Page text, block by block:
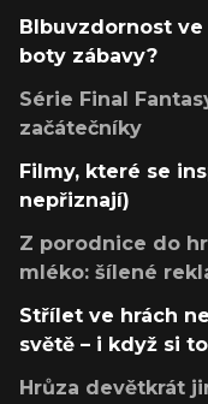
Blbuvzdornost ve
boty zábavy?
Série Final
začátečníky
Filmy, které se
nepřiznají)
Z porodnice do
mléko: šílené
Střílet ve hrách
světě – i když si
Hrůza devětkrát